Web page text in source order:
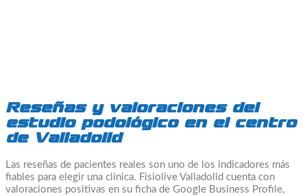
Reseñas y valoraciones del
estudio podológico en el centro
de Valladolid
Las reseñas de pacientes reales son uno de los indicadores más
fiables para elegir una clínica. Fisiolive Valladolid cuenta con
valoraciones positivas en su ficha de Google Business Profile,